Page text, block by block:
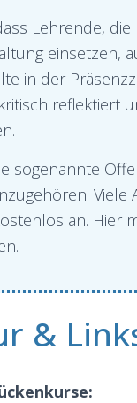
Lehrende,
einsetzen,
in der
reflektiert
sogenannte
an. Hier
&